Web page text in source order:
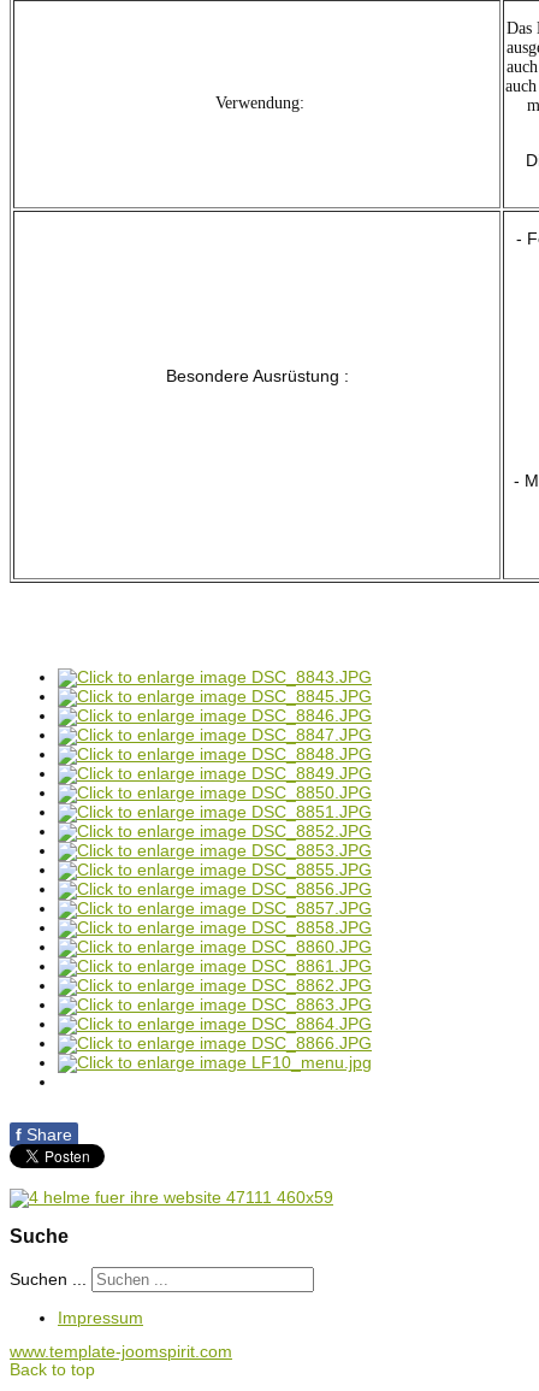
Verwendung:
Das
Besondere Ausrüstung :
-
-
f Share
Suche
Suchen ...
Impressum
www.template-joomspirit.com
Back to top